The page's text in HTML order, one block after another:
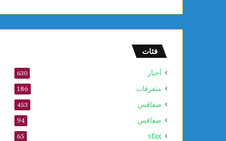
فئات
أخبار 630
متفرقات 186
صفاقس 453
صفاقس 94
sfax
65